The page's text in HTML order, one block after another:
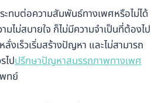
ะทบต่อความสัมพันธ์ทางเพศหรือไม่ได้
ไม่สบายใจ ก็ไม่มีความจำเป็นที่ต้องไป
เร็วเริ่มสร้างปัญหา และไม่สามารถ
ไปปรึกษาปัญหาสมรรถภาพทางเพศ
ทย์